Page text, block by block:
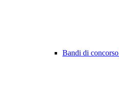
Bandi di concorso